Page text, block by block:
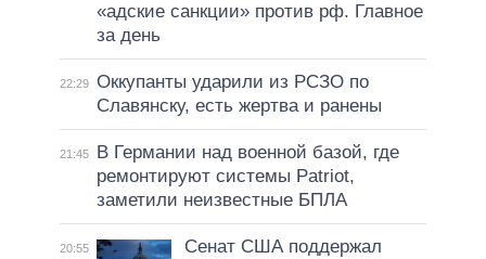
«адские санкции» против рф. Главное
за день
22:29 Оккупанты ударили из РСЗО по
Славянску, есть жертва и ранены
21:45
В Германии над военной базой, где
ремонтируют системы Patriot,
заметили неизвестные БПЛА
20:55
Сенат США поддержал